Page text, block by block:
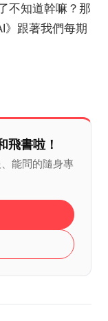
不知道幹嘛？那
》跟著我們每期
飛書啦！
能問的隨身專